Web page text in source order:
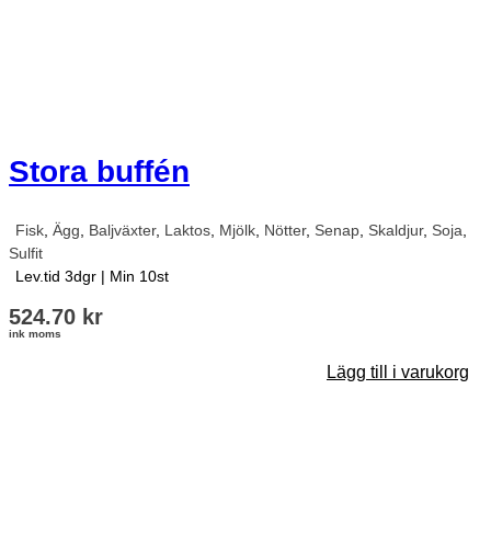
Stora buffén
Fisk Ägg Baljväxter, Laktos Mjölk Nötter, Senap Skaldjur, Soja
Sulfit
Lev.tid 3dgr | Min 10st
524.70 kr
ink moms
Lägg till i varukorg